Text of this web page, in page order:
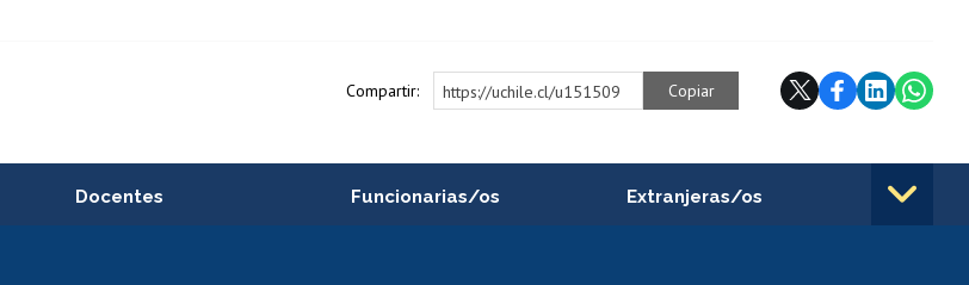
Compartir: https://uchile.cl/u151509 Copiar
Docentes Funcionarias/os Extranjeras/os